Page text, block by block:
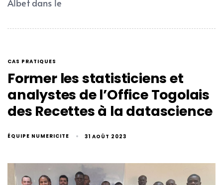
Albet dans le
CAS PRATIQUES
Former les statisticiens et
analystes de l’Office Togolais
des Recettes à la datascience
ÉQUIPE NUMERICITE 31 AOÛT 2023